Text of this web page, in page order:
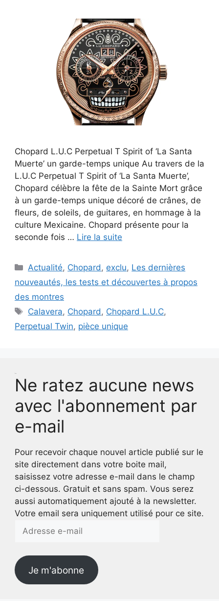
Chopard L.U.C Perpetual T Spirit of ‘La Santa
Muerte’ un garde-temps unique Au travers de la
L.U.C Perpetual T Spirit of ‘La Santa Muerte’,
Chopard célèbre la fête de la Sainte Mort grâce
à un garde-temps unique décoré de crânes, de
fleurs, de soleils, de guitares, en hommage à la
culture Mexicaine. Chopard présente pour la
seconde fois … Lire la suite
Catégories
Actualité, Chopard , exclu, Les dernières
nouveautés, les tests et découvertes à propos
des montres
Étiquettes
Calavera, Chopard , Chopard L.U.C,
Perpetual Twin, pièce unique
Ne ratez aucune news
avec l'abonnement par
e-mail
Pour recevoir chaque nouvel article publié sur le
site directement dans votre boite mail,
saisissez votre adresse e-mail dans le champ
ci-dessous. Gratuit et sans spam. Vous serez
aussi automatiquement ajouté à la newsletter.
Votre email sera uniquement utilisé pour ce site.
Adresse
Je m'abonne